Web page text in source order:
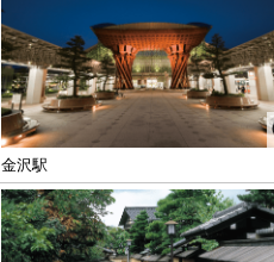
金沢駅